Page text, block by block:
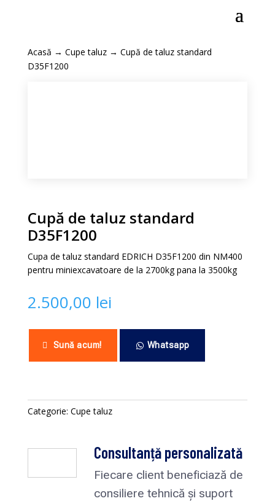
Acasă → Cupe taluz→ Cupă de taluz standard
D35F1200
Cupă de taluz standard
D35F1200
Cupa de taluz standard EDRICH D35F1200 din NM400
pentru miniexcavatoare de la 2700kg pana la 3500kg
2.500,00 lei
Sună acum! Whatsapp
Categorie: Cupe taluz
Consultanță personalizată
Fiecare client beneficiază de
consiliere tehnică și suport